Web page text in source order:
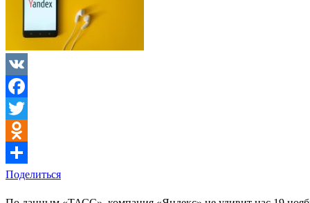
VK
Facebook
Twitter
Odnoklassniki
Поделиться